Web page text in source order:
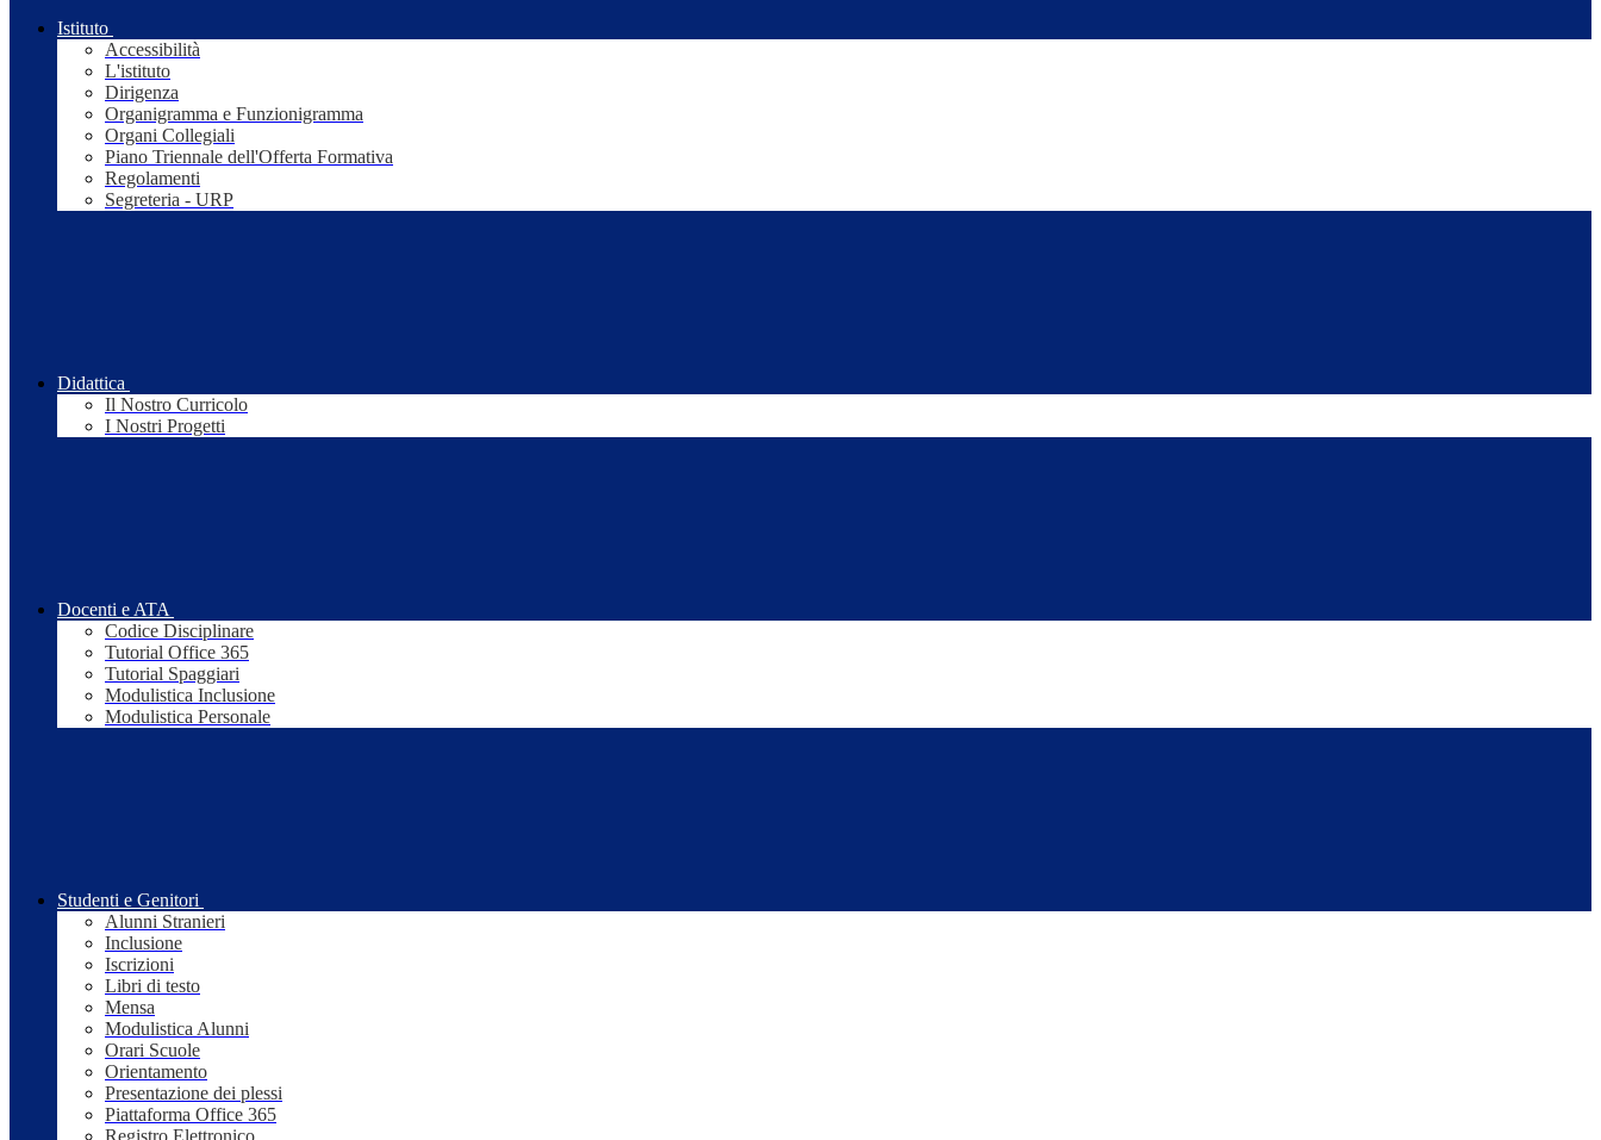
Istituto
Accessibilità
L'istituto
Dirigenza
Organigramma e Funzionigramma
Organi Collegiali
Piano Triennale dell'Offerta Formativa
Regolamenti
Segreteria - URP
Didattica
Il Nostro Curricolo
I Nostri Progetti
Docenti e ATA
Codice Disciplinare
Tutorial Office 365
Tutorial Spaggiari
Modulistica Inclusione
Modulistica Personale
Studenti e Genitori
Alunni Stranieri
Inclusione
Iscrizioni
Libri di testo
Mensa
Modulistica Alunni
Orari Scuole
Orientamento
Presentazione dei plessi
Piattaforma Office 365